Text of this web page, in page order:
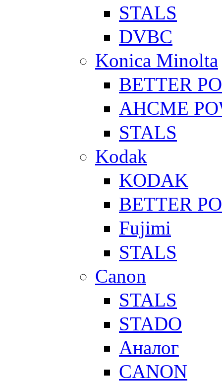
STALS
DVBC
Konica Minolta
BETTER
AHCME
STALS
Kodak
KODAK
BETTER
Fujimi
STALS
Canon
STALS
STADO
Аналог
CANON